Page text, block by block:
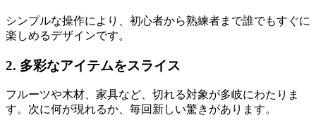
シンプルな操作により、初心者から熟練者まで誰でもすぐに
楽しめるデザインです。
2. 多彩なアイテムをスライス
フルーツや木材、家具など、切れる対象が多岐にわたりま
す。次に何が現れるか、毎回新しい驚きがあります。